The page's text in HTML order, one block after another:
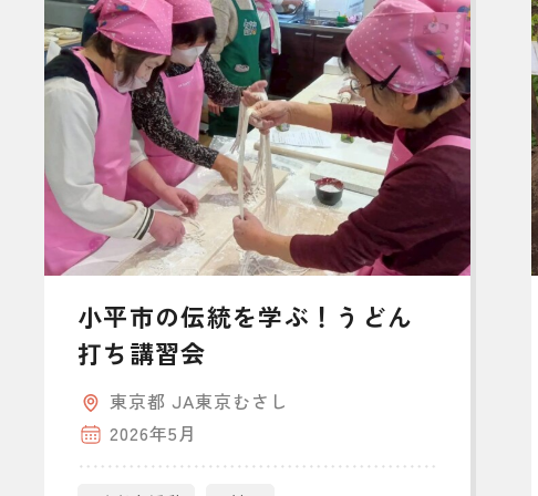
小平市の伝統を学ぶ！うどん
打ち講習会
東京都 JA東京むさし
2026年5月